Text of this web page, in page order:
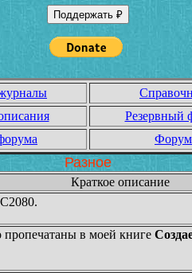
Поддержать ₽
Резервный
Форум
Разное
Краткое описание
в моей книге